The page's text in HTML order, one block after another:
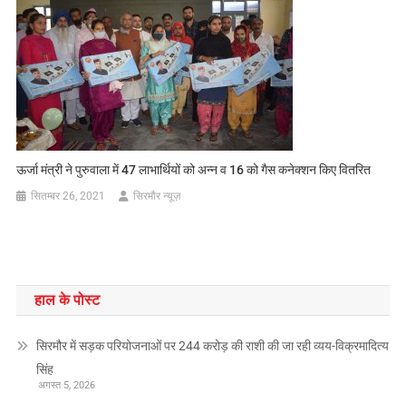
ऊर्जा मंत्री ने पुरुवाला में 47 लाभार्थियों को अन्न व 16 को गैस कनेक्शन किए वितरित
सितम्बर 26, 2021 सिरमौर न्यूज़
हाल के पोस्ट
सिरमौर में सड़क परियोजनाओं पर 244 करोड़ की राशी की जा रही व्यय-विक्रमादित्य
सिंह
अगस्त 5, 2026